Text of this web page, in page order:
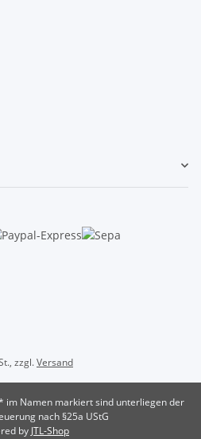
zzgl.Versand
im Namen markiert sind unterliegen der
nach §25a UStG
by JTL-Shop